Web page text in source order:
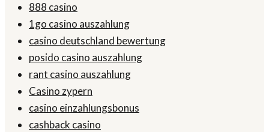
888 casino
1go casino auszahlung
casino deutschland bewertung
posido casino auszahlung
rant casino auszahlung
Casino zypern
casino einzahlungsbonus
cashback casino